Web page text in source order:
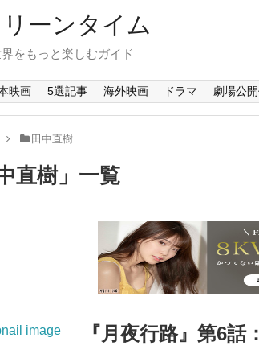
ーンタイム
をもっと楽しむガイド
映画 5選記事 海外映画 ドラマ 劇場公
田中直樹
直樹」 一覧
『月夜行路』第6